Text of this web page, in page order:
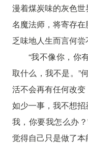
漫着煤炭味的灰色
名魔法师，将寄存
乏味地人生而言何尝
“我不像你，你
取什么，我不是。”
活不会再有任何改
如少一事，我不想
我，你要我怎么办
觉得自己只是做了本